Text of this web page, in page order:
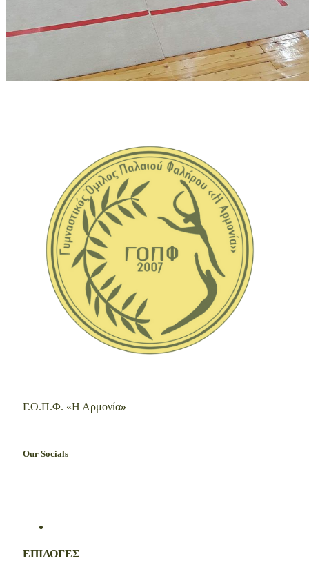
Γ.Ο.Π.Φ. «Η Αρμονία»
Our Socials
ΕΠΙΛΟΓΕΣ